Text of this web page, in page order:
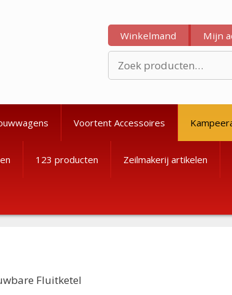
Winkelmand Mijn
naar:
Voortent Accessoires
123 producten Zeilmakerij artikelen
Fluitketel